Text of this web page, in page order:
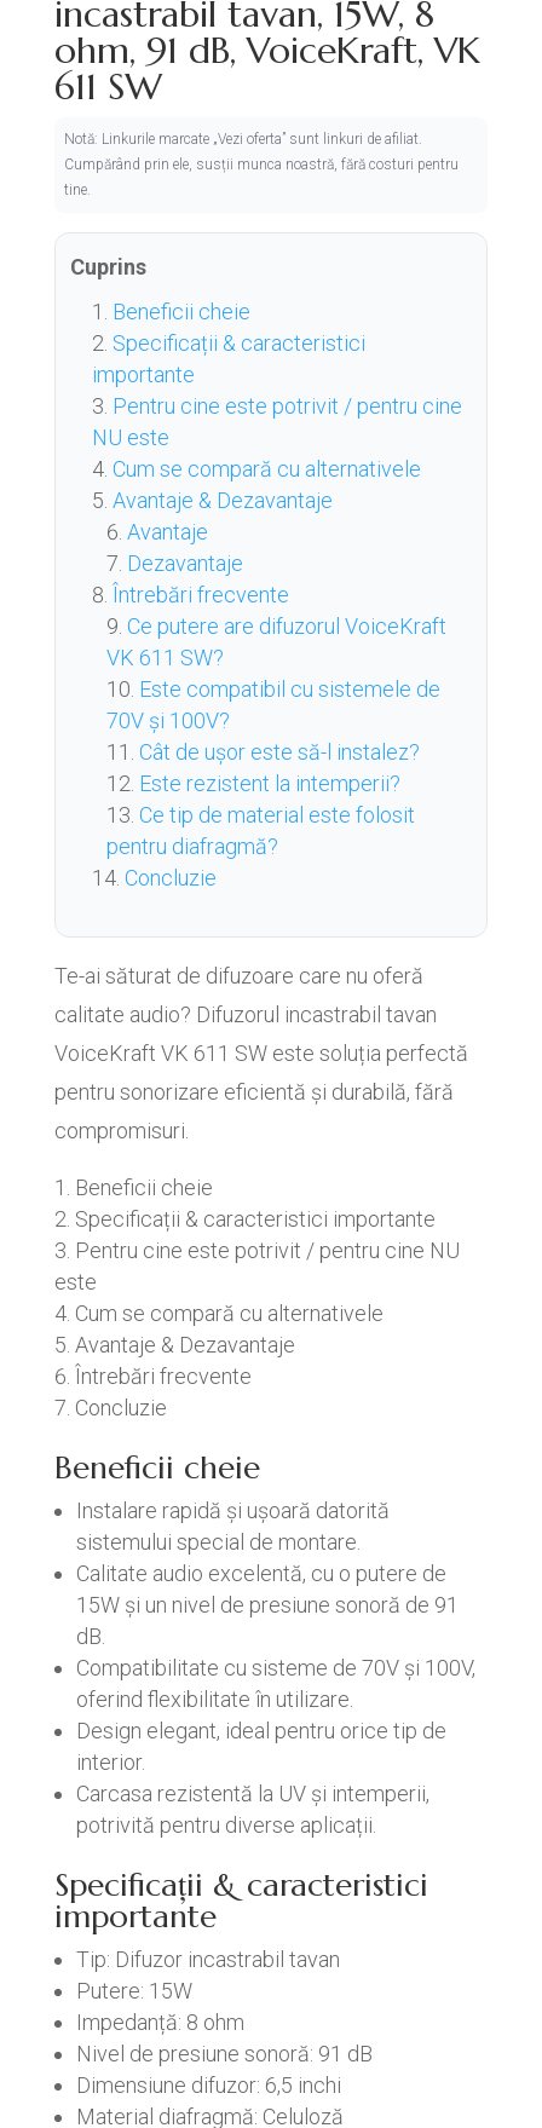
incastrabil tavan, 15W, 8
ohm, 91 dB, VoiceKraft, VK
611 SW
Notă: Linkurile marcate „Vezi oferta” sunt linkuri de afiliat.
Cumpărând prin ele, susții munca noastră, fără costuri pentru
tine.
Cuprins
Beneficii cheie
Specificații & caracteristici
importante
Pentru cine este potrivit / pentru cine
NU este
Cum se compară cu alternativele
Avantaje & Dezavantaje
Avantaje
Dezavantaje
Întrebări frecvente
Ce putere are difuzorul VoiceKraft
VK 611 SW?
Este compatibil cu sistemele de
70V și 100V?
Cât de ușor este să-l instalez?
Este rezistent la intemperii?
Ce tip de material este folosit
pentru diafragmă?
Concluzie
Te-ai săturat de difuzoare care nu oferă
calitate audio? Difuzorul incastrabil tavan
VoiceKraft VK 611 SW este soluția perfectă
pentru sonorizare eficientă și durabilă, fără
compromisuri.
Beneficii cheie
Specificații & caracteristici importante
Pentru cine este potrivit / pentru cine NU
este
Cum se compară cu alternativele
Avantaje & Dezavantaje
Întrebări frecvente
Concluzie
Beneficii cheie
Instalare rapidă și ușoară datorită
sistemului special de montare.
Calitate audio excelentă, cu o putere de
15W și un nivel de presiune sonoră de 91
dB.
Compatibilitate cu sisteme de 70V și 100V,
oferind flexibilitate în utilizare.
Design elegant, ideal pentru orice tip de
interior.
Carcasa rezistentă la UV și intemperii,
potrivită pentru diverse aplicații.
Specificații & caracteristici
importante
Tip: Difuzor incastrabil tavan
Putere: 15W
Impedanță: 8 ohm
Nivel de presiune sonoră: 91 dB
Dimensiune difuzor: 6,5 inchi
Material diafragmă: Celuloză